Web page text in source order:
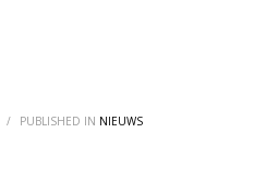
/ PUBLISHED IN NIEUWS